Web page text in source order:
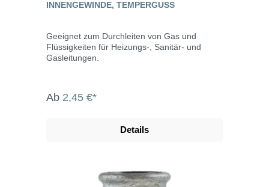
INNENGEWINDE, TEMPERGUSS
Geeignet zum Durchleiten von Gas und
Flüssigkeiten für Heizungs-, Sanitär- und
Gasleitungen.
Ab 2,45 €*
Details